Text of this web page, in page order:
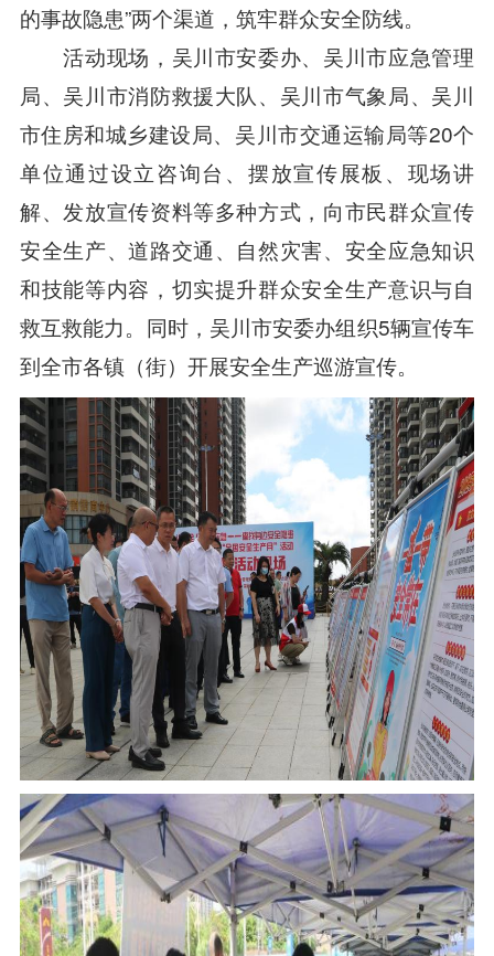
的事故隐患”两个渠道，筑牢群众安全防线。
活动现场，吴川市安委办、吴川市应急管理
局、吴川市消防救援大队、吴川市气象局、吴川
市住房和城乡建设局、吴川市交通运输局等20个
单位通过设立咨询台、摆放宣传展板、现场讲
解、发放宣传资料等多种方式，向市民群众宣传
安全生产、道路交通、自然灾害、安全应急知识
和技能等内容，切实提升群众安全生产意识与自
救互救能力。同时，吴川市安委办组织5辆宣传车
到全市各镇（街）开展安全生产巡游宣传。